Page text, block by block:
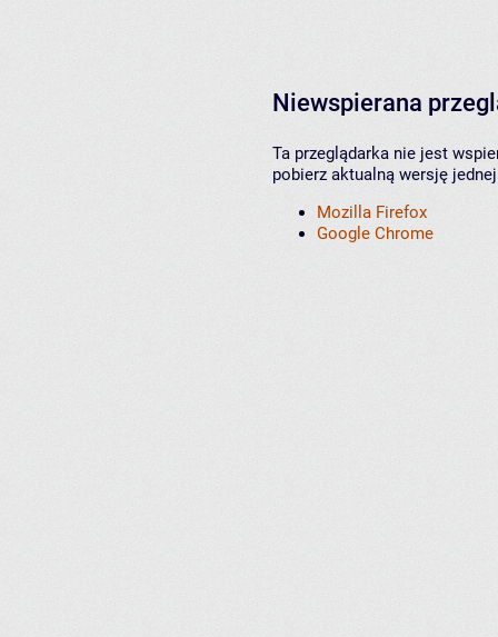
Niewspierana
Ta przeglądarka nie jest
pobierz aktualną wersję
Mozilla Firefox
Google Chrome